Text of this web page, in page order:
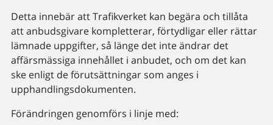
Detta innebär att Trafikverket kan begära och tillåta
att anbudsgivare kompletterar, förtydligar eller rättar
lämnade uppgifter, så länge det inte ändrar det
affärsmässiga innehållet i anbudet, och om det kan
ske enligt de förutsättningar som anges i
upphandlingsdokumenten.
Förändringen genomförs i linje med: